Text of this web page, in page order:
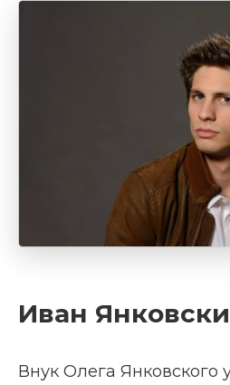
Иван
Внук Олега Янковского